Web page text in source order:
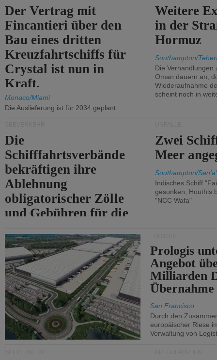
Der Vertrag mit
Fincantieri über den
Bau eines dritten
Kreuzfahrtschiffs für
Crystal ist nun in
Kraft.
Monaco/Miami
Die Auslieferung ist für 2034 geplant.
Weitere
in der
Hormuz
Southampton/
Die Verhandlungen
Oman dauern an,
Wiederaufnahme
scheint noch in
Die
Schifffahrtsverbände
bekräftigen ihre
Ablehnung
obligatorischer Zölle
und Gebühren für die
von Hormuz.
Zwei
Meer
Southampton/
Indisches Schiff
gesunken, Houthis
"NCC Wafa"
Prologis
Angebot
Milliarden
Übernahme
San Francisco
Durch den
europäischer Riese
Verwaltung von